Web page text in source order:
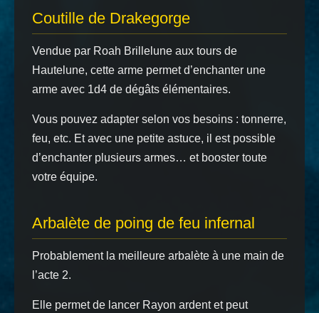
Coutille de Drakegorge
Vendue par Roah Brillelune aux tours de
Hautelune, cette arme permet d’enchanter une
arme avec 1d4 de dégâts élémentaires.
Vous pouvez adapter selon vos besoins : tonnerre,
feu, etc. Et avec une petite astuce, il est possible
d’enchanter plusieurs armes… et booster toute
votre équipe.
Arbalète de poing de feu infernal
Probablement la meilleure arbalète à une main de
l’acte 2.
Elle permet de lancer Rayon ardent et peut